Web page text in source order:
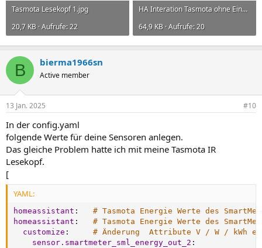
Tasmota Lesekopf 1.jpg
20,7 KB · Aufrufe: 22
HA Interation Tasmota ohne Einheit.JPG
64,9 KB · Aufrufe: 20
B bierma1966sn
Active member
13 Jan. 2025 #10
In der config.yaml
folgende Werte für deine Sensoren anlegen.
Das gleiche Problem hatte ich mit meine Tasmota IR
Lesekopf.
[
YAML:
homeassistant :
# Tasmota Energie Werte des
homeassistant :
# Tasmota Energie Werte des
customize :
# Änderung  Attribute V / W / kWh
sensor.smartmeter_sml_energy_out_2 :